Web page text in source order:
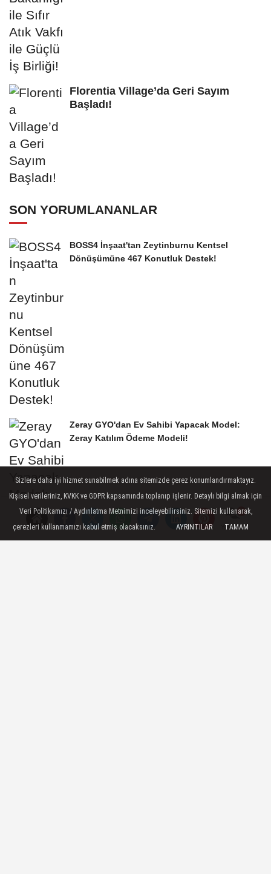
Yorumlar
Florentia Village’da Geri Sayım
Başladı!
SON YORUMLANANLAR
BOSS4 İnşaat'tan Zeytinburnu Kentsel
Dönüşümüne 467 Konutluk Destek!
Zeray GYO'dan Ev Sahibi Yapacak Model:
Zeray Katılım Ödeme Modeli!
Sizlere daha iyi hizmet sunabilmek adına sitemizde çerez konumlandırmaktayız.
Kişisel verileriniz, KVKK ve GDPR kapsamında toplanıp işlenir. Detaylı bilgi almak için
Veri Politikamızı / Aydınlatma Metnimizi inceleyebilirsiniz. Sitemizi kullanarak,
çerezleri kullanmamızı kabul etmiş olacaksınız.
AYRINTILAR TAMAM